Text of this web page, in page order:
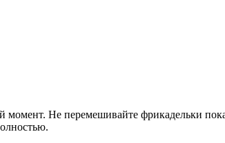
Не перемешивайте фрикадельки